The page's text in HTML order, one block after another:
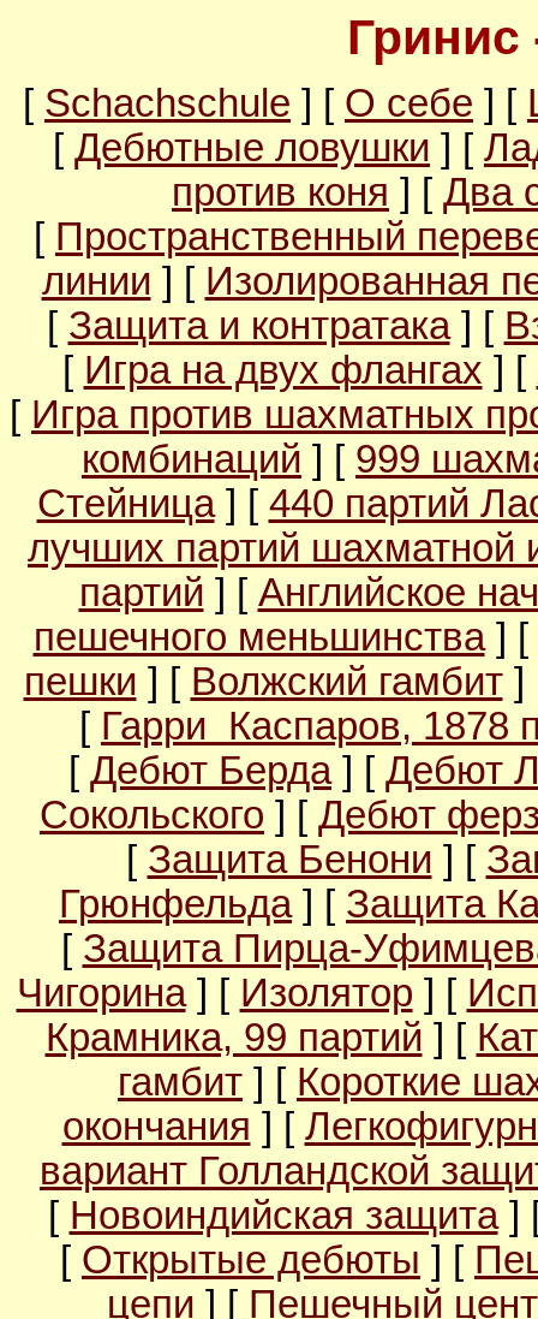
Гринис
[ Schachschule ] [ О себе ] [
[ Дебютные ловушки ] [
против коня ] [ Два
[ Пространственный
линии ] [ Изолированная
[ Защита и контратака] [
[ Игра на двух флангах ] [
[ Игра против шахматных
комбинаций ] [ 999
Стейница] [ 440 партий
лучших партий шахматной
партий ] [ Английское
пешечного меньшинства] [
пешки ] [ Волжский гамбит]
[ Гарри Каспаров, 1878
[ Дебют Берда] [ Дебют
Сокольского ] [ Дебют
[ Защита Бенони ] [
Грюнфельда] [ Защита
[ Защита Пирца-
Чигорина] [ Изолятор ] [
Крамника, 99 партий ] [
гамбит ] [ Короткие
окончания ] [
вариант Голландской
[ Новоиндийская защита]
[ Открытые дебюты ] [
цепи ] [ Пешечный